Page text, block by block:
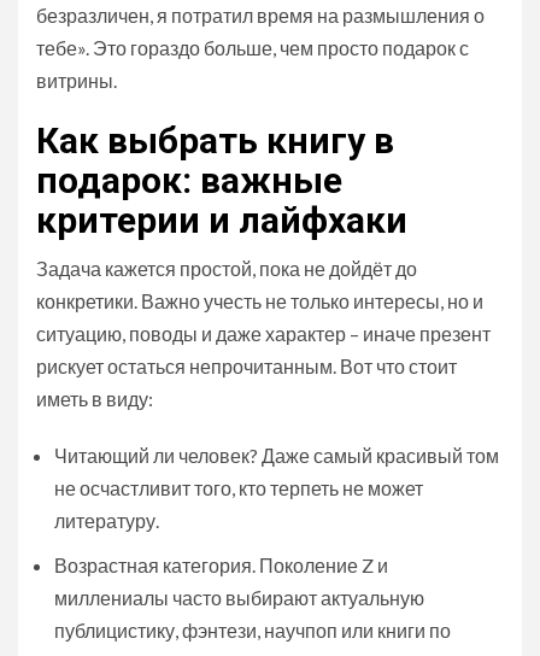
безразличен, я потратил время на размышления о
тебе». Это гораздо больше, чем просто подарок с
витрины.
Как выбрать книгу в
подарок: важные
критерии и лайфхаки
Задача кажется простой, пока не дойдёт до
конкретики. Важно учесть не только интересы, но и
ситуацию, поводы и даже характер – иначе презент
рискует остаться непрочитанным. Вот что стоит
иметь в виду:
Читающий ли человек? Даже самый красивый том
не осчастливит того, кто терпеть не может
литературу.
Возрастная категория. Поколение Z и
миллениалы часто выбирают актуальную
публицистику, фэнтези, научпоп или книги по